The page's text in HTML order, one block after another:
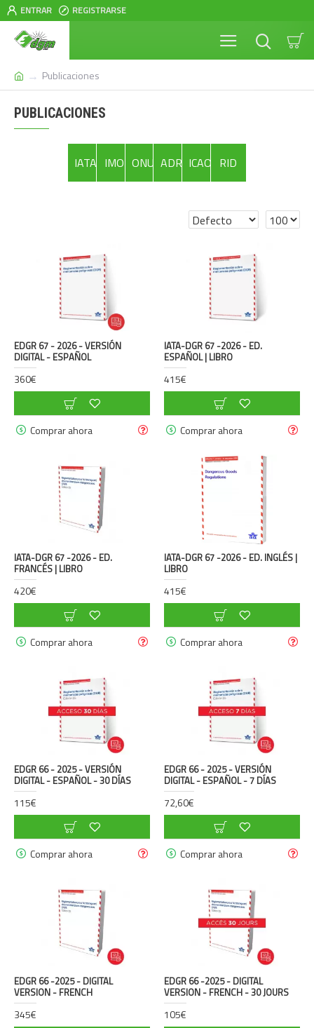
ENTRAR REGISTRARSE
Publicaciones
PUBLICACIONES
IATA IMO ONU ADR ICAO RID
EDGR 67 - 2026 - VERSIÓN
DIGITAL - ESPAÑOL
360€
Comprar ahora
IATA-DGR 67 -2026 - ED.
ESPAÑOL | LIBRO
415€
Comprar ahora
IATA-DGR 67 -2026 - ED.
FRANCÉS | LIBRO
420€
Comprar ahora
IATA-DGR 67 -2026 - ED. INGLÉS |
LIBRO
415€
Comprar ahora
EDGR 66 - 2025 - VERSIÓN
DIGITAL - ESPAÑOL - 30 DÍAS
115€
Comprar ahora
EDGR 66 - 2025 - VERSIÓN
DIGITAL - ESPAÑOL - 7 DÍAS
72,60€
Comprar ahora
EDGR 66 -2025 - DIGITAL
VERSION - FRENCH
345€
EDGR 66 -2025 - DIGITAL
VERSION - FRENCH - 30 JOURS
105€